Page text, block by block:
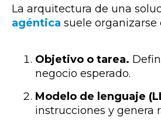
La arquitectura de una
agéntica suele organizarse
Objetivo o tarea.
negocio esperado.
Modelo de lenguaje
instrucciones y genera